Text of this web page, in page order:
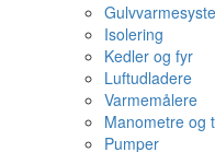
Isolering
Kedler og fyr
Luftudladere
Varmemålere
Manometre og
Pumper